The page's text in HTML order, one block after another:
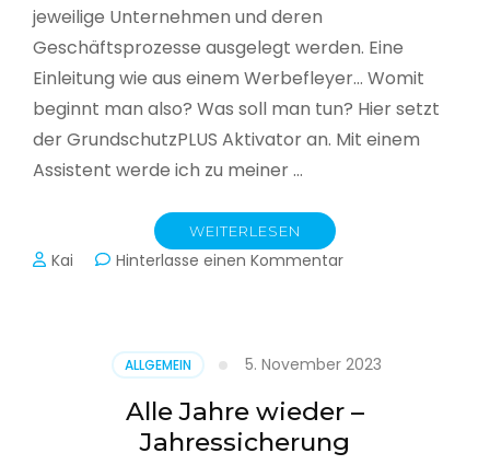
jeweilige Unternehmen und deren
Geschäftsprozesse ausgelegt werden. Eine
Einleitung wie aus einem Werbefleyer… Womit
beginnt man also? Was soll man tun? Hier setzt
der GrundschutzPLUS Aktivator an. Mit einem
Assistent werde ich zu meiner …
WEITERLESEN
Kai Hinterlasse einen Kommentarzu
ALLGEMEIN 5. November 2023
Alle Jahre wieder –
Jahressicherung